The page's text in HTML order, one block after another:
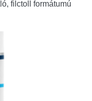
filctoll formátumú